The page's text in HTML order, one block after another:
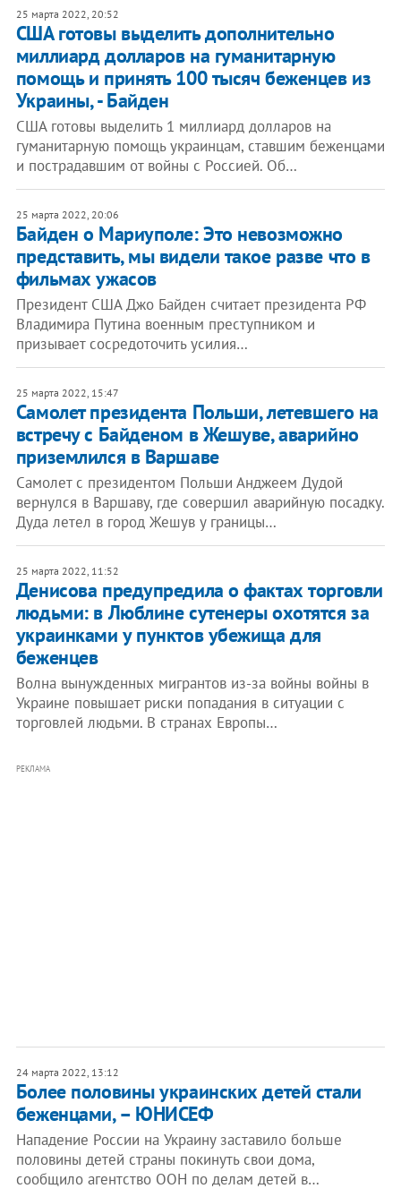
25 марта 2022, 20:52
​США готовы выделить дополнительно
миллиард долларов на гуманитарную
помощь и принять 100 тысяч беженцев из
Украины, - Байден
США готовы выделить 1 миллиард долларов на
гуманитарную помощь украинцам, ставшим беженцами
и пострадавшим от войны с Россией. Об…
25 марта 2022, 20:06
Байден о Мариуполе: Это невозможно
представить, мы видели такое разве что в
фильмах ужасов
Президент США Джо Байден считает президента РФ
Владимира Путина военным преступником и
призывает сосредоточить усилия…
25 марта 2022, 15:47
Самолет президента Польши, летевшего на
встречу с Байденом в Жешуве, аварийно
приземлился в Варшаве
Самолет с президентом Польши Анджеем Дудой
вернулся в Варшаву, где совершил аварийную посадку.
Дуда летел в город Жешув у границы…
25 марта 2022, 11:52
Денисова предупредила о фактах торговли
людьми: в Люблине сутенеры охотятся за
украинками у пунктов убежища для
беженцев
Волна вынужденных мигрантов из-за войны войны в
Украине повышает риски попадания в ситуации с
торговлей людьми. В странах Европы…
РЕКЛАМА
24 марта 2022, 13:12
Более половины украинских детей стали
беженцами, – ЮНИСЕФ
Нападение России на Украину заставило больше
половины детей страны покинуть свои дома,
сообщило агентство ООН по делам детей в…